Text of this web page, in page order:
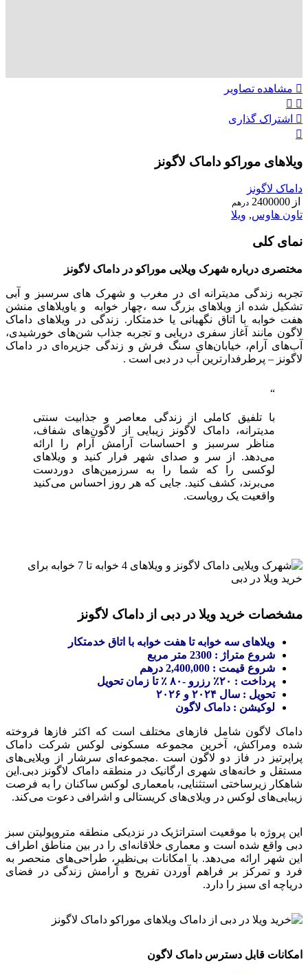
مشاهده تصاویر
اشتراک گذاری
ویلاهای موراکو داماک لاگونز
داماک لاگونز
از 2400000 درهم
تاون هاوس, ویلا
نمای کلی
مختصری درباره شهرک ویلایی موراکو در داماک لاگونز
تجربه زندگی مدیترانه ای در مغرب و شهرک های سرسبز و آبی
تشکیل شده از ویلاهای بزرگ سه ،چهار خوابه و یاویلاهای منشن
هفت خوابه با اتاق نگهبانی یا خدمتکار. زندگی در ویلاهای داماک
لاگون مانند آغاز سفری دریایی و تجربه جذاب شن‌های خورشیدی،
آب‌های آرام، خیابان‌های سنگ فرش و زندگی جزیره‌ای در داماک
لاگونز – پرطرفدارترین آب در دبی است .
با تلفیق کاملی از زندگی معاصر و جذابیت سنتی
مدیترانه، داماک لاگونز زیبایی از لاگون‌های شفاف،
مناظر سرسبز و احساسات آرامش آرام را ارائه
می‌دهد. از سر و صدای شهر فرار کنید و ویلاهای
لوکسی را که شما را به سرزمین‌های دوردست
می‌برند، کشف کنید. جایی که هر روز احساس می‌کنید
واقعیت یک رویاست.
مشخصات خرید ویلا در دبی از داماک لاگونز
ویلاهای سه خوابه تا هفت خوابه با اتاق خدمتکار
شروع متراژ : 2300 متر مربع
شروع قیمت : 2,400,000 درهم
پرداخت : ۲۰٪ رزرو -۸۰ ٪ تا زمان تحویل
تحویل : سال ۲۰۲۴ و ۲۰۲۶
لوکیشن : داماک لاگون
داماک لاگون شامل فازهای مختلف است که اکثر فازها فروخته
شده ومراکش، آخرین مجموعه مسکونی لوکس شرکت داماک
پراپرتیز در فاز دو لاگون است .مجموعه‌ای سرشار از ویلایی‌های
مستقل و خانه‌های شهری ارگانیک در منطقه داماک لاگونز دبی.این
شاهکار زیرساختی استثنایی، بامعماری لوکس ساکنان را به فرصت
زیبایی‌های لوکس در ویلای‌های کریستالی و اشرافی دعوت می‌کند.
این پروژه با موقعیت استراتژیک در نزدیکی منطقه متروپولیتن سبز
دبی واقع شده است و معماری خلاقانه‌ای را در بین مناطق اطراف
این شهر ارائه می‌دهد. با امکانات بی‌نظیر، طراحی‌های منحصر به
فرد و تمرکز بر فراهم آوردن تفریح و آرامش زندگی در فضای
دریاچه ای سبز را دارد.
امکانات قابل دسترس داماک لاگون